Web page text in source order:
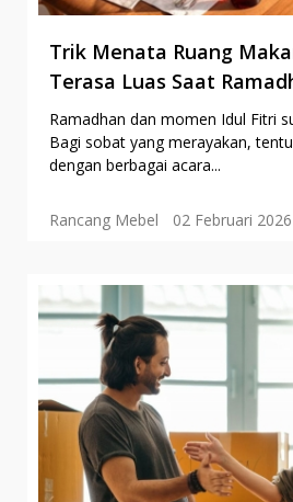
Trik Menata Ruang
Terasa Luas Saat
Ramadhan dan momen Idul Fitri
Bagi sobat yang merayakan,
dengan berbagai acara...
Rancang Mebel 02 Februari 2026